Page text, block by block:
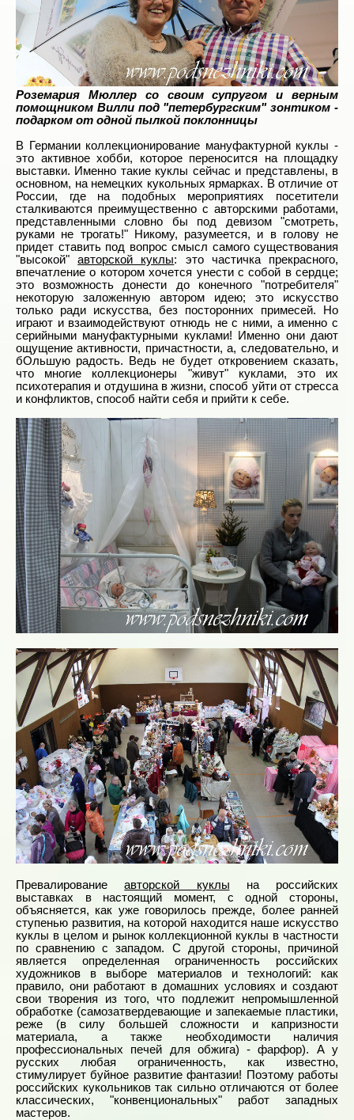
Роземария Мюллер со своим супругом и верным
помощником Вилли под "петербургским" зонтиком -
подарком от одной пылкой поклонницы
В Германии коллекционирование мануфактурной куклы -
это активное хобби, которое переносится на площадку
выставки. Именно такие куклы сейчас и представлены, в
основном, на немецких кукольных ярмарках. В отличие от
России, где на подобных мероприятиях посетители
сталкиваются преимущественно с авторскими работами,
представленными словно бы под девизом "смотреть,
руками не трогать!" Никому, разумеется, и в голову не
придет ставить под вопрос смысл самого существования
"высокой"авторской куклы: это частичка прекрасного,
впечатление о котором хочется унести с собой в сердце;
это возможность донести до конечного "потребителя"
некоторую заложенную автором идею; это искусство
только ради искусства, без посторонних примесей. Но
играют и взаимодействуют отнюдь не с ними, а именно с
серийными мануфактурными куклами! Именно они дают
ощущение активности, причастности, а, следовательно, и
бОльшую радость. Ведь не будет откровением сказать,
что многие коллекционеры "живут" куклами, это их
психотерапия и отдушина в жизни, способ уйти от стресса
и конфликтов, способ найти себя и прийти к себе.
Превалированиеавторской куклы на российских
выставках в настоящий момент, с одной стороны,
объясняется, как уже говорилось прежде, более ранней
ступенью развития, на которой находится наше искусство
куклы в целом и рынок коллекционной куклы в частности
по сравнению с западом. С другой стороны, причиной
является определенная ограниченность российских
художников в выборе материалов и технологий: как
правило, они работают в домашних условиях и создают
свои творения из того, что подлежит непромышленной
обработке (самозатвердевающие и запекаемые пластики,
реже (в силу большей сложности и капризности
материала, а также необходимости наличия
профессиональных печей для обжига) - фарфор). А у
русских любая ограниченность, как известно,
стимулирует буйное развитие фантазии! Поэтому работы
российских кукольников так сильно отличаются от более
классических, "конвенциональных" работ западных
мастеров.